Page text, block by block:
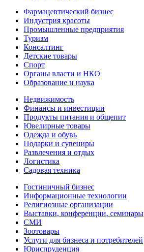
Фармацевтический бизнес
Индустрия красоты
Промышленные предприятия
Туризм
Консалтинг
Детские товары
Спорт
Органы власти и НКО
Образование и наука
Недвижимость
Финансы и инвестиции
Продукты питания и общепит
Ювелирные товары
Одежда и обувь
Подарки и сувениры
Развлечения и отдых
Логистика
Садовая техника
Гостиничный бизнес
Информационные технологии
Религиозные организации
Выставки, конференции, семинары
СМИ
Зоотовары
Услуги для бизнеса и потребителей
Юриспруденция